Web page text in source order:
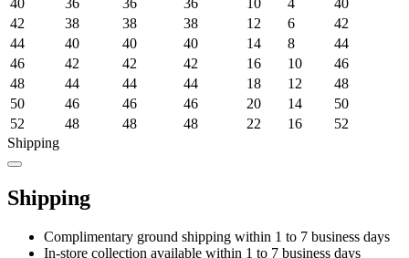
40 36 36 36 10 4
40
42
38 38 38 12 6
42
44
40 40 40 14 8
44
46
42 42 42 16 10
46
48
44 44 44 18 12
48
50
46 46 46 20 14
50
52
48 48 48 22 16
52
Shipping
Shipping
Complimentary ground shipping within 1 to 7 business days
In-store collection available within 1 to 7 business days